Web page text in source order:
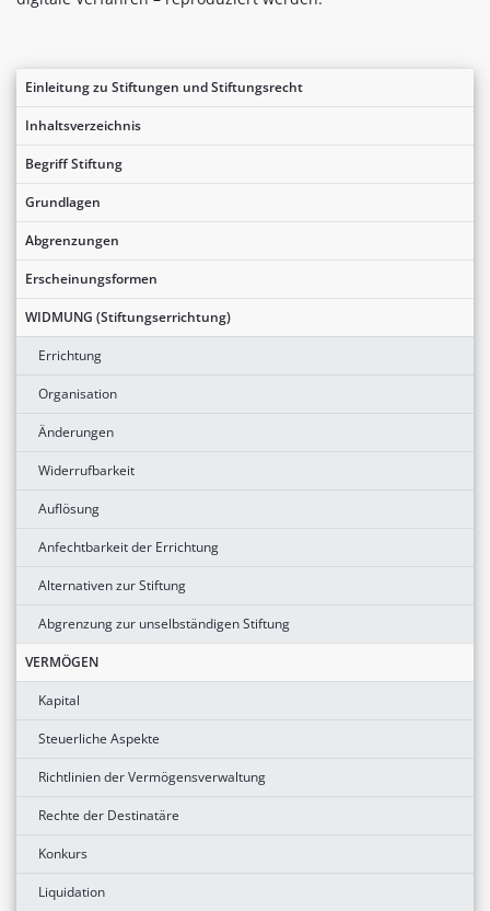
Einleitung zu Stiftungen und Stiftungsrecht
Inhaltsverzeichnis
Begriff Stiftung
Grundlagen
Abgrenzungen
Erscheinungsformen
WIDMUNG (Stiftungserrichtung)
Errichtung
Organisation
Änderungen
Widerrufbarkeit
Auflösung
Anfechtbarkeit der Errichtung
Alternativen zur Stiftung
Abgrenzung zur unselbständigen Stiftung
VERMÖGEN
Kapital
Steuerliche Aspekte
Richtlinien der Vermögensverwaltung
Rechte der Destinatäre
Konkurs
Liquidation